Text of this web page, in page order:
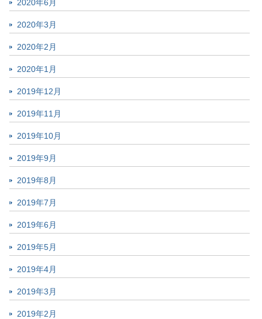
2020年6月
2020年3月
2020年2月
2020年1月
2019年12月
2019年11月
2019年10月
2019年9月
2019年8月
2019年7月
2019年6月
2019年5月
2019年4月
2019年3月
2019年2月